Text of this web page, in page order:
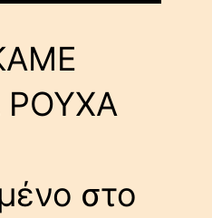
ΡΟΥΧΑ
στο